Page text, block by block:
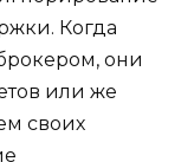
Когда
они
или же
своих